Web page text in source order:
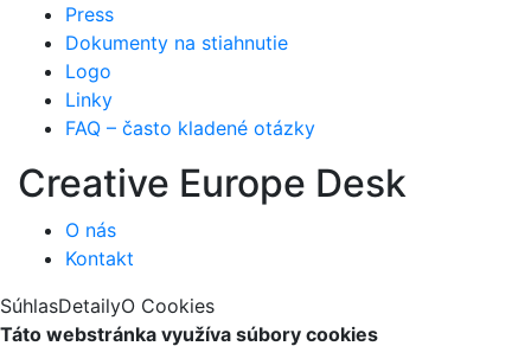
Press
Dokumenty na stiahnutie
Logo
Linky
FAQ – často kladené otázky
Creative Europe Desk
O nás
Kontakt
SúhlasDetailyO Cookies
Táto webstránka využíva súbory cookies